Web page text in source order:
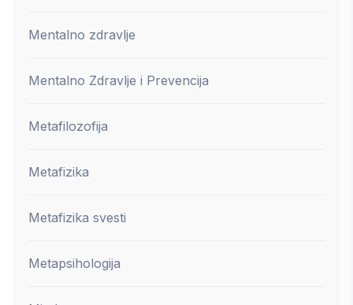
Mentalno zdravlje
Mentalno Zdravlje i Prevencija
Metafilozofija
Metafizika
Metafizika svesti
Metapsihologija